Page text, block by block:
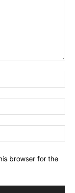
browser for the